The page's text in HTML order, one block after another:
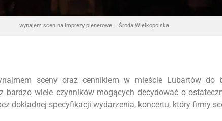
wynajem scen na imprezy plenerowe – Środa Wielkopolska
sceny oraz cennikiem w mieście Lubartów do
wiele czynników mogących decydować o
dokładnej specyfikacji wydarzenia, koncertu, który firmy